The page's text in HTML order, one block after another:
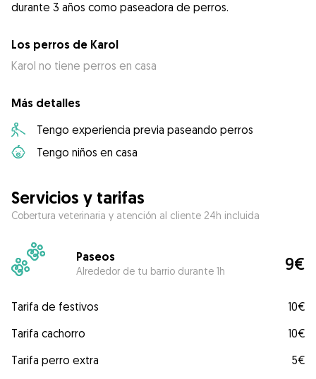
Los perros de Karol
Karol no tiene perros en casa
Más detalles
Tengo experiencia previa paseando perros
Tengo niños en casa
Servicios y tarifas
Cobertura veterinaria y atención al cliente 24h incluida
Paseos
Alrededor de tu barrio durante 1h 9€
Tarifa de festivos
10€
Tarifa cachorro
10€
Tarifa perro extra
5€